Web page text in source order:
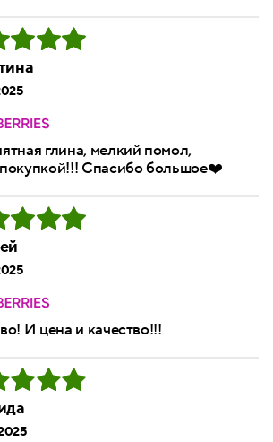
глина, мелкий помол,
Спасибо большое❤️
И цена и качество!!!